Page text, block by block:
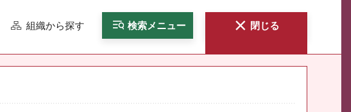
組織から探す 検索メニュー 閉じる